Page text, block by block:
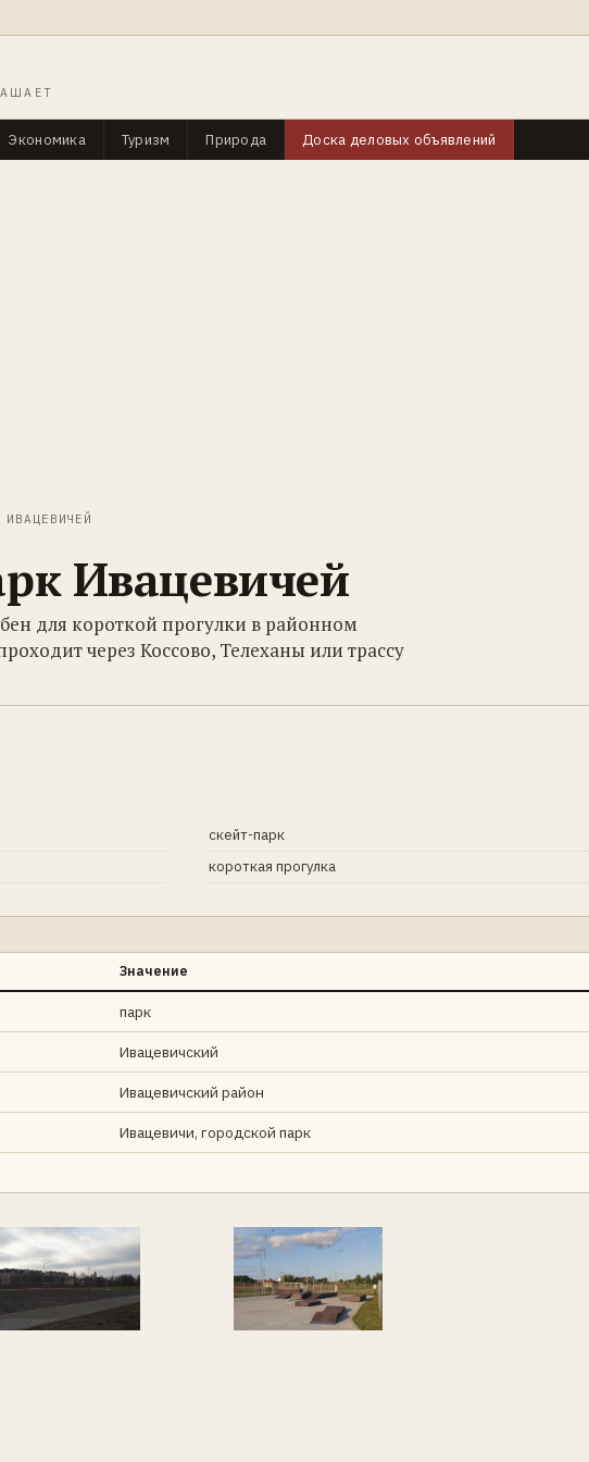
Экономика Туризм Природа Доска деловых объявлений
Ивацевичей
для короткой прогулки в районном
через Коссово, Телеханы или трассу
скейт-парк
короткая прогулка
Значение
парк
Ивацевичский
Ивацевичский район
Ивацевичи, городской парк